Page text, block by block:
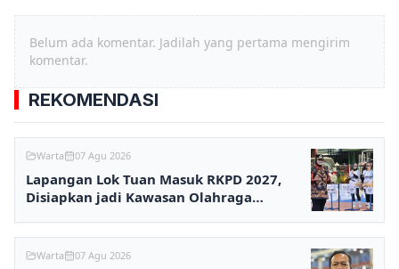
Belum ada komentar. Jadilah yang pertama mengirim
komentar.
REKOMENDASI
Warta 07 Agu 2026
Lapangan Lok Tuan Masuk RKPD 2027,
Disiapkan jadi Kawasan Olahraga
Warta 07 Agu 2026